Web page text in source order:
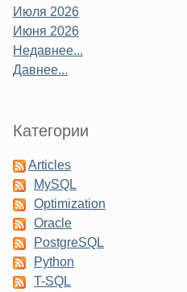
Июля 2026
Июня 2026
Недавнее...
Давнее...
Категории
Articles
MySQL
Optimization
Oracle
PostgreSQL
Python
T-SQL